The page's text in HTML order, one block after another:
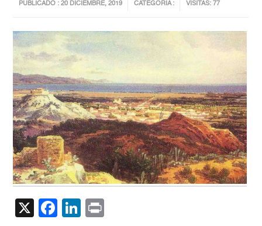
PUBLICADO : 20 DICIEMBRE, 2019 CATEGORIA : VISITAS: 77
X Facebook
LinkedIn